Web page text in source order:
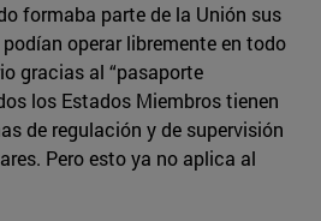
formaba parte de la Unión sus
operar libremente en todo
gracias al “pasaporte
los Estados Miembros tienen
de regulación y de supervisión
Pero esto ya no aplica al